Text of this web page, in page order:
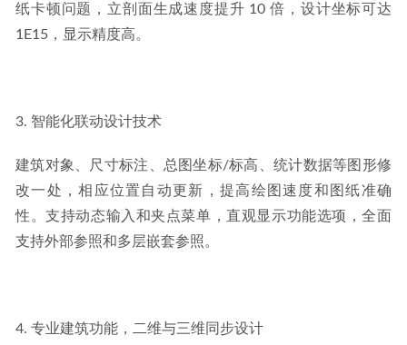
纸卡顿问题，立剖面生成速度提升 10 倍，设计坐标可达
1E15，显示精度高。
3. 智能化联动设计技术
建筑对象、尺寸标注、总图坐标/标高、统计数据等图形修
改一处，相应位置自动更新，提高绘图速度和图纸准确
性。支持动态输入和夹点菜单，直观显示功能选项，全面
支持外部参照和多层嵌套参照。
4. 专业建筑功能，二维与三维同步设计